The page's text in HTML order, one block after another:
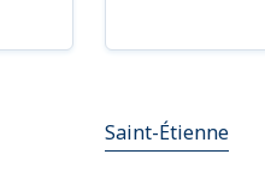
Saint-Étienne